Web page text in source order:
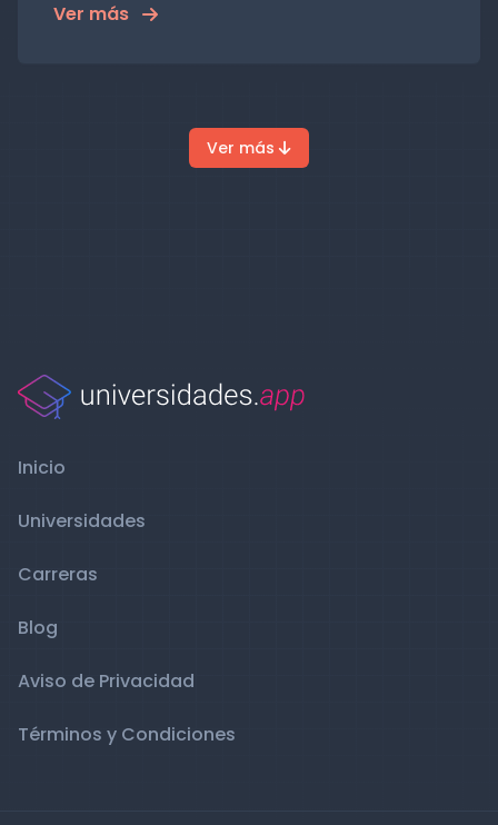
Ver más
Ver más
Inicio
Universidades
Carreras
Blog
Aviso de Privacidad
Términos y Condiciones